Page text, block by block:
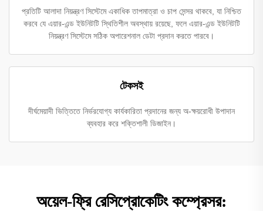
প্রতিটি আলাদা নিয়ন্ত্রণ সিস্টেমে একাধিক তাপমাত্রা ও চাপ সেন্সর থাকবে, যা নিশ্চিত
করবে যে এয়ার-এন্ড ইউনিটটি স্থিতিশীল অবস্থায় রয়েছে, ফলে এয়ার-এন্ড ইউনিটটি
নিয়ন্ত্রণ সিস্টেমে সঠিক অপারেশনাল ডেটা প্রদান করতে পারবে।
টেকসই
দীর্ঘমেয়াদী ভিত্তিতে নির্ভরযোগ্য কার্যকারিতা প্রদানের জন্য অ-ক্ষয়রোধী উপাদান
ব্যবহার করে শক্তিশালী ডিজাইন।
অয়েল-ফ্রি রেসিপ্রোকেটিং কম্প্রেসর: